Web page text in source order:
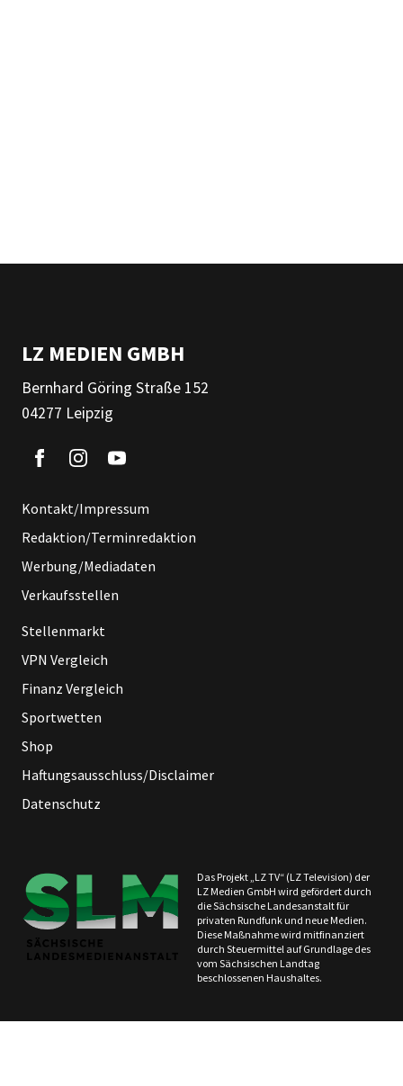
LZ MEDIEN GMBH
Bernhard Göring Straße 152
04277 Leipzig
Kontakt/Impressum
Redaktion/Terminredaktion
Werbung/Mediadaten
Verkaufsstellen
Stellenmarkt
VPN Vergleich
Finanz Vergleich
Sportwetten
Shop
Haftungsausschluss/Disclaimer
Datenschutz
Das Projekt „LZ TV“ (LZ Television) der
LZ Medien GmbH wird gefördert durch
die Sächsische Landesanstalt für
privaten Rundfunk und neue Medien.
Diese Maßnahme wird mitfinanziert
durch Steuermittel auf Grundlage des
vom Sächsischen Landtag
beschlossenen Haushaltes.